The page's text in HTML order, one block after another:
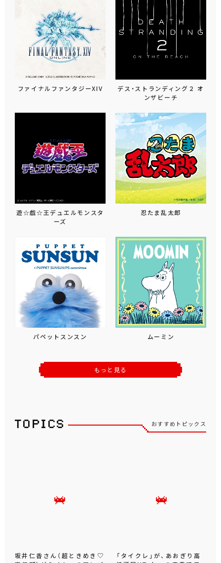
ファイナルファンタジーXIV
デス・ストランディング２ オ
ンザビーチ
遊☆戯☆王デュエルモンスタ
ーズ
忍たま乱太郎
パペットスンスン ムーミン
もっと見る
おすすめトピックス
坂井仁香さん（超ときめき♡
「タイクレ」が、あおぎり高